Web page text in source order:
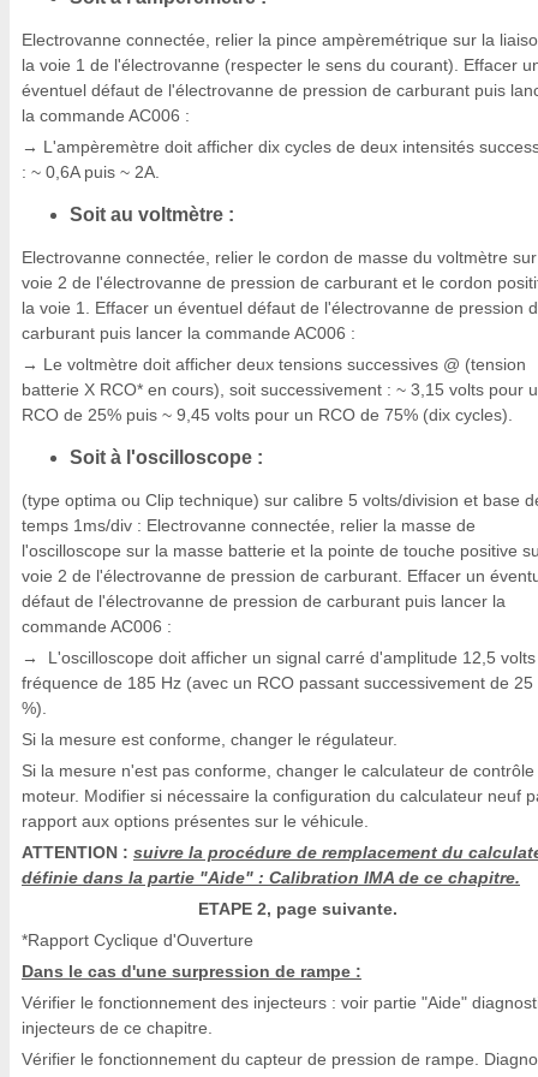
Electrovanne connectée, relier la pince ampèremétrique sur la
la voie 1 de l'électrovanne (respecter le sens du courant). Effacer
éventuel défaut de l'électrovanne de pression de carburant puis
la commande AC006 :
→ L'ampèremètre doit afficher dix cycles de deux intensités
: ~ 0,6A puis ~ 2A.
Soit au voltmètre :
Electrovanne connectée, relier le cordon de masse du voltmètre
voie 2 de l'électrovanne de pression de carburant et le cordon
la voie 1. Effacer un éventuel défaut de l'électrovanne de pression
carburant puis lancer la commande AC006 :
→ Le voltmètre doit afficher deux tensions successives @ (tension
batterie X RCO* en cours), soit successivement : ~ 3,15 volts pour
RCO de 25% puis ~ 9,45 volts pour un RCO de 75% (dix cycles).
Soit à l'oscilloscope :
(type optima ou Clip technique) sur calibre 5 volts/division et base
temps 1ms/div : Electrovanne connectée, relier la masse de
l'oscilloscope sur la masse batterie et la pointe de touche positive
voie 2 de l'électrovanne de pression de carburant. Effacer un
défaut de l'électrovanne de pression de carburant puis lancer la
commande AC006 :
→ L'oscilloscope doit afficher un signal carré d'amplitude 12,5
fréquence de 185 Hz (avec un RCO passant successivement de 25
%).
Si la mesure est conforme, changer le régulateur.
Si la mesure n'est pas conforme, changer le calculateur de contrôle
moteur. Modifier si nécessaire la configuration du calculateur neuf
rapport aux options présentes sur le véhicule.
ATTENTION : suivre la procédure de remplacement du
définie dans la partie "Aide" : Calibration IMA de ce chapitre.
ETAPE 2, page suivante.
*Rapport Cyclique d'Ouverture
Dans le cas d'une surpression de rampe :
Vérifier le fonctionnement des injecteurs : voir partie "Aide"
injecteurs de ce chapitre.
Vérifier le fonctionnement du capteur de pression de rampe.